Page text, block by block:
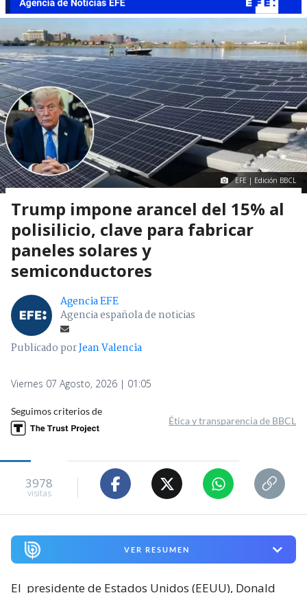
EFE | Edición BBCL
Trump impone arancel del 15% al
polisilicio, clave para fabricar
paneles solares y
semiconductores
Agencia EFE
Agencia española de noticias
Publicado porJean Valencia
Viernes 07 Agosto, 2026 | 01:05
Seguimos criterios de
Ética y transparencia de BBCL
3978
visitas
VER RESUMEN
El presidente de Estados Unidos (EEUU), Donald